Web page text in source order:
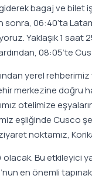
bagaj ve bilet
sonra, 06:40’ta
Yaklaşık 1 saat
08:05’te
yerel
merkezine doğru
otelimize
eşliğinde Cusco
noktamız,
olacak. Bu etkileyici
en önemli